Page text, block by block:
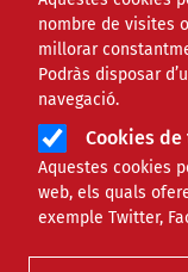
nombre de visites
millorar
Podràs disposar
navegació.
Cookies
Aquestes cookies
web, els quals
exemple Twitter,
Com ha
d'igualtat?